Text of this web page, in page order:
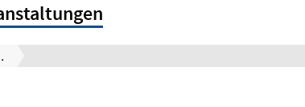
ausgezeichnet